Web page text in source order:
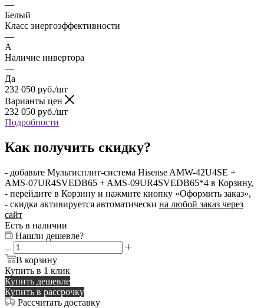
—
Белый
Класс энергоэффективности
—
A
Наличие инвертора
—
Да
232 050 руб./шт
Варианты цен
232 050 руб./шт
Подробности
Как получить скидку?
- добавьте Мультисплит-система Hisense AMW-42U4SE +
AMS-07UR4SVEDB65 + AMS-09UR4SVEDB65*4 в Корзину,
- перейдите в Корзину и нажмите кнопку «Оформить заказ»,
- скидка активируется автоматически на любой заказ через
сайт
Есть в наличии
Нашли дешевле?
В корзину
Купить в 1 клик
Купить дешевле
Купить в рассрочку
Рассчитать доставку